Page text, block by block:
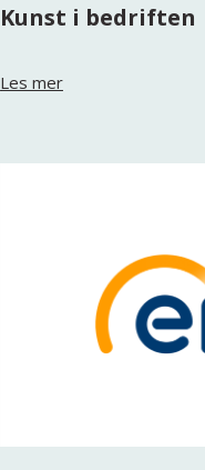
Kunst i bedriften
Les mer